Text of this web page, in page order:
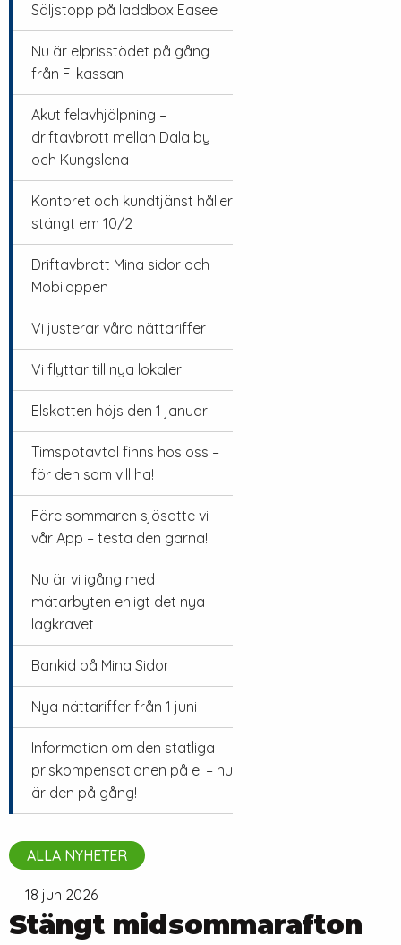
Säljstopp på laddbox Easee
Nu är elprisstödet på gång
från F-kassan
Akut felavhjälpning –
driftavbrott mellan Dala by
och Kungslena
Kontoret och kundtjänst håller
stängt em 10/2
Driftavbrott Mina sidor och
Mobilappen
Vi justerar våra nättariffer
Vi flyttar till nya lokaler
Elskatten höjs den 1 januari
Timspotavtal finns hos oss –
för den som vill ha!
Före sommaren sjösatte vi
vår App – testa den gärna!
Nu är vi igång med
mätarbyten enligt det nya
lagkravet
Bankid på Mina Sidor
Nya nättariffer från 1 juni
Information om den statliga
priskompensationen på el – nu
är den på gång!
ALLA NYHETER
18 jun 2026
Stängt midsommarafton